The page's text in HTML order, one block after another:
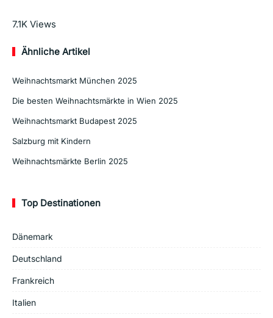
Mehr lesen
7.1K Views
Ähnliche Artikel
Weihnachtsmarkt München 2025
Die besten Weihnachtsmärkte in Wien 2025
Weihnachtsmarkt Budapest 2025
Salzburg mit Kindern
Weihnachtsmärkte Berlin 2025
Top Destinationen
Dänemark
Deutschland
Frankreich
Italien